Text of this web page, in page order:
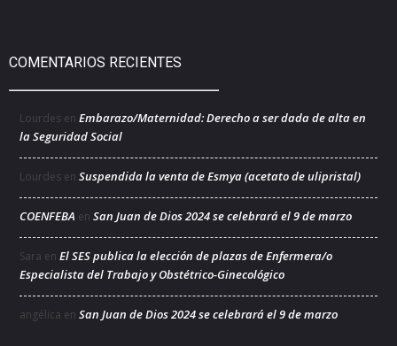
COMENTARIOS RECIENTES
Lourdes en Embarazo/Maternidad: Derecho a ser dada de alta en
la Seguridad Social
Lourdes en Suspendida la venta de Esmya (acetato de ulipristal)
COENFEBA en San Juan de Dios 2024 se celebrará el 9 de marzo
Sara en El SES publica la elección de plazas de Enfermera/o
Especialista del Trabajo y Obstétrico-Ginecológico
angélica en San Juan de Dios 2024 se celebrará el 9 de marzo